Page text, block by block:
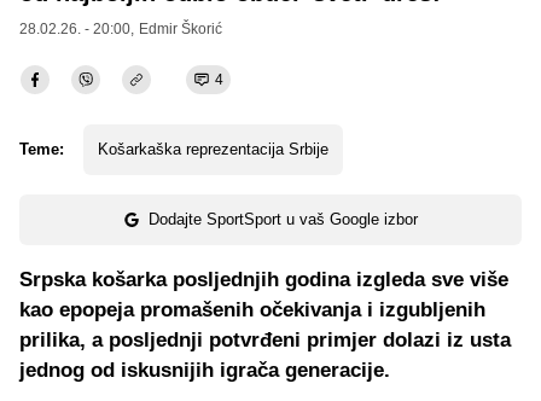
28.02.26. - 20:00, Edmir Škorić
4
Teme: Košarkaška reprezentacija Srbije
Dodajte SportSport u vaš Google izbor
Srpska košarka posljednjih godina izgleda sve više
kao epopeja promašenih očekivanja i izgubljenih
prilika, a posljednji potvrđeni primjer dolazi iz usta
jednog od iskusnijih igrača generacije.